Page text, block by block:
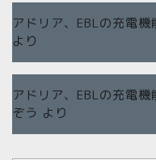
アドリア、EBLの充電
より
アドリア、EBLの充電
ぞう より